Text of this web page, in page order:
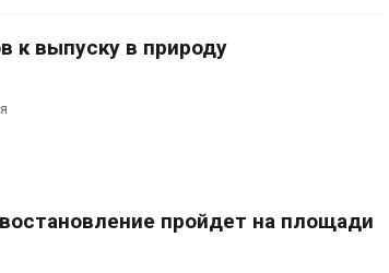
к выпуску в природу
пройдет на площади